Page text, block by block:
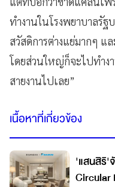
ทำงานในโรงพยาบาลรั
สวัสดิการต่างแย่มากๆ
โดยส่วนใหญ่ก็จะไปทำง
สายงานไปเลย”
เนื้อหาที่เกี่ยวข้อง
'แสนสิริ'
Circular